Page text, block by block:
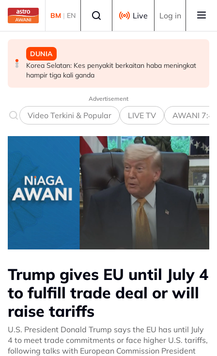
Skip to main content
BM | EN Live Log in
DUNIA
Korea Selatan: Kes penyakit berkaitan haba meningkat
hampir tiga kali ganda
MALAYSIA
TMJ terima menghadap pemilik bersama Chelsea FC
menjelang aksi persahabatan malam ini
SUKAN
Gabriel Palmero sah milik JDT!
Advertisement
Video Terkini & Popular LIVE TV AWANI
Trump gives EU until July 4
to fulfill trade deal or will
raise tariffs
U.S. President Donald Trump says the EU has until July
4 to meet trade commitments or face higher U.S. tariffs,
following talks with European Commission President